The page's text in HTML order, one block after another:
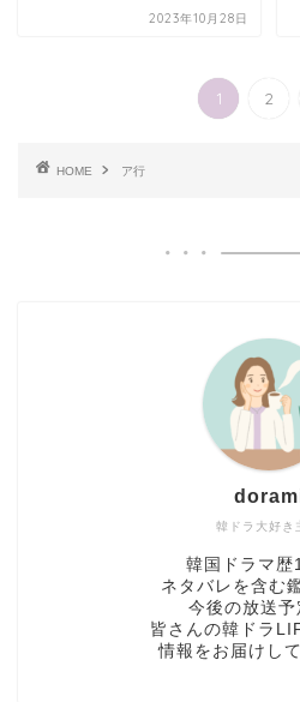
2023年10月28日
1 2
HOME ア行
韓ドラ大好き
韓国ドラマ
ネタバレを含む
今後の放送予
皆さんの韓ドラ
情報をお届けし